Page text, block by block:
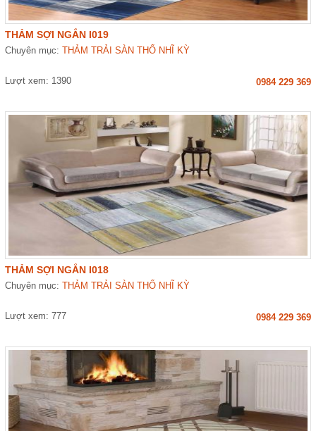
THẢM SỢI NGẮN I019
Chuyên mục:THẢM TRẢI SÀN THỔ NHĨ KỲ
Lượt xem: 1390 0984 229 369
THẢM SỢI NGẮN I018
Chuyên mục:THẢM TRẢI SÀN THỔ NHĨ KỲ
Lượt xem: 777 0984 229 369